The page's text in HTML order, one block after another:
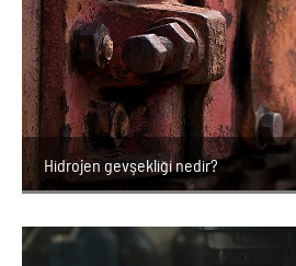
Hidrojen gevşekliği nedir?